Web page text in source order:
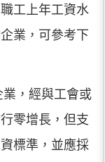
工上年工資水
業，可參考下
，經與工會或
零增長，但支
標準，並應採